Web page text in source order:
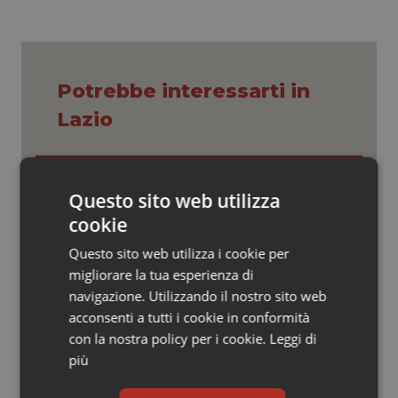
Veneto
Oncoematologia
Oncologia & Nutrizione
Quotidiano Chirurgia
Quotidiano Oncologia
Quotidiano Pediatria
Rene & patologie urogenitali
Potrebbe interessarti in
Lazio
Spallanzani: capire la ricerca per
comprendere il presente
Regione Lombardia scrive al ministro
Schillaci: “Gli attuali indicatori non
fotografano la qualità reale del Ssn”
Case di comunità. La sfida ora è
Questo sito web utilizza
cookie
Questo sito web utilizza i cookie per
migliorare la tua esperienza di
navigazione. Utilizzando il nostro sito web
acconsenti a tutti i cookie in conformità
con la nostra policy per i cookie. Leggi di
più